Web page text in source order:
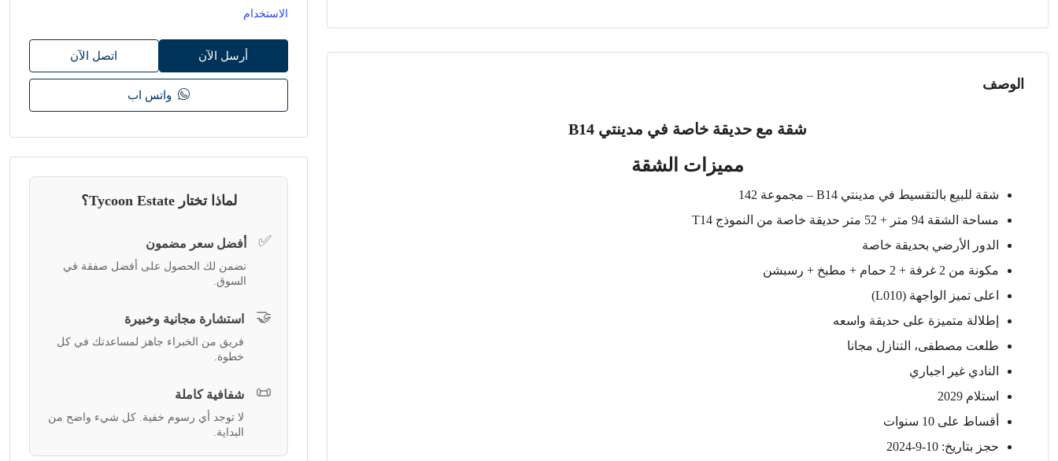
الوصف
شقة مع حديقة خاصة في مدينتي B14
مميزات الشقة
شقة للبيع بالتقسيط في مدينتي B14 – مجموعة 142
مساحة الشقة 94 متر + 52 متر حديقة خاصة من النموذج T14
الدور الأرضي بحديقة خاصة
مكونة من 2 غرفة + 2 حمام + مطبخ + رسبشن
اعلى تميز الواجهة (L010)
إطلالة متميزة على حديقة واسعه
طلعت مصطفى، التنازل مجانا
النادي غير اجباري
استلام 2029
أقساط على 10 سنوات
حجز بتاريخ: 10-9-2024
الاستخدام
أرسل الآن اتصل الآن
واتس اب
لماذا تختار Tycoon Estate؟
✅ أفضل سعر مضمون
نضمن لك الحصول على أفضل صفقة في
السوق.
🤝 استشارة مجانية وخبيرة
فريق من الخبراء جاهز لمساعدتك في كل
خطوة.
📜 شفافية كاملة
لا توجد أي رسوم خفية. كل شيء واضح من
البداية.